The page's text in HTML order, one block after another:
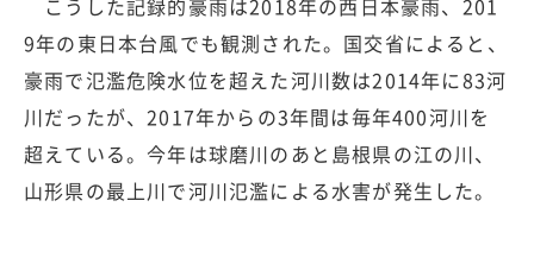
9年の東日本台風でも観測された。国交省によると、
豪雨で氾濫危険水位を超えた河川数は2014年に83河
川だったが、2017年からの3年間は毎年400河川を
超えている。今年は球磨川のあと島根県の江の川、
山形県の最上川で河川氾濫による水害が発生した。